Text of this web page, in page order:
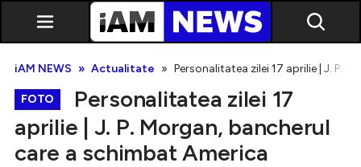
iAM NEWS Actualitate Personalitatea zilei 17 aprilie | J. P.
FOTO
Personalitatea zilei 17
aprilie | J. P. Morgan, bancherul
care a schimbat America